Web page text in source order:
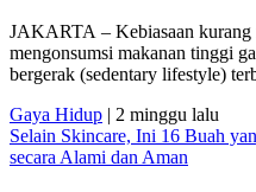
JAKARTA – Kebiasaan kurang
mengonsumsi makanan tinggi
bergerak (sedentary lifestyle)
Gaya Hidup | 2 minggu lalu
Selain Skincare, Ini 16 Buah
secara Alami dan Aman